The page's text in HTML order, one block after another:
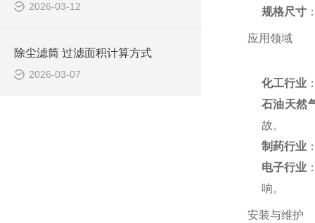
2026-03-12
除尘滤筒 过滤面积计算方式
2026-03-07
规格尺寸
应用领域
化工行业
石油天然
故。
制药行业
电子行业
响。
安装与维护